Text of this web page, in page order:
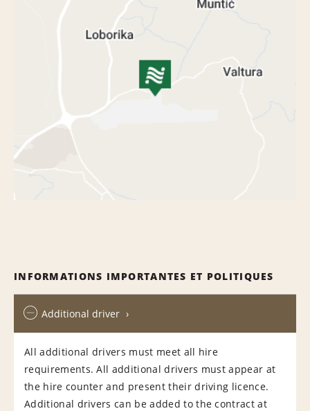
INFORMATIONS IMPORTANTES ET POLITIQUES
Additional driver
All additional drivers must meet all hire
requirements. All additional drivers must appear at
the hire counter and present their driving licence.
Additional drivers can be added to the contract at